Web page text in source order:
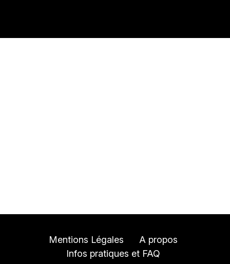
Mentions Légales
A propos
Infos pratiques et FAQ